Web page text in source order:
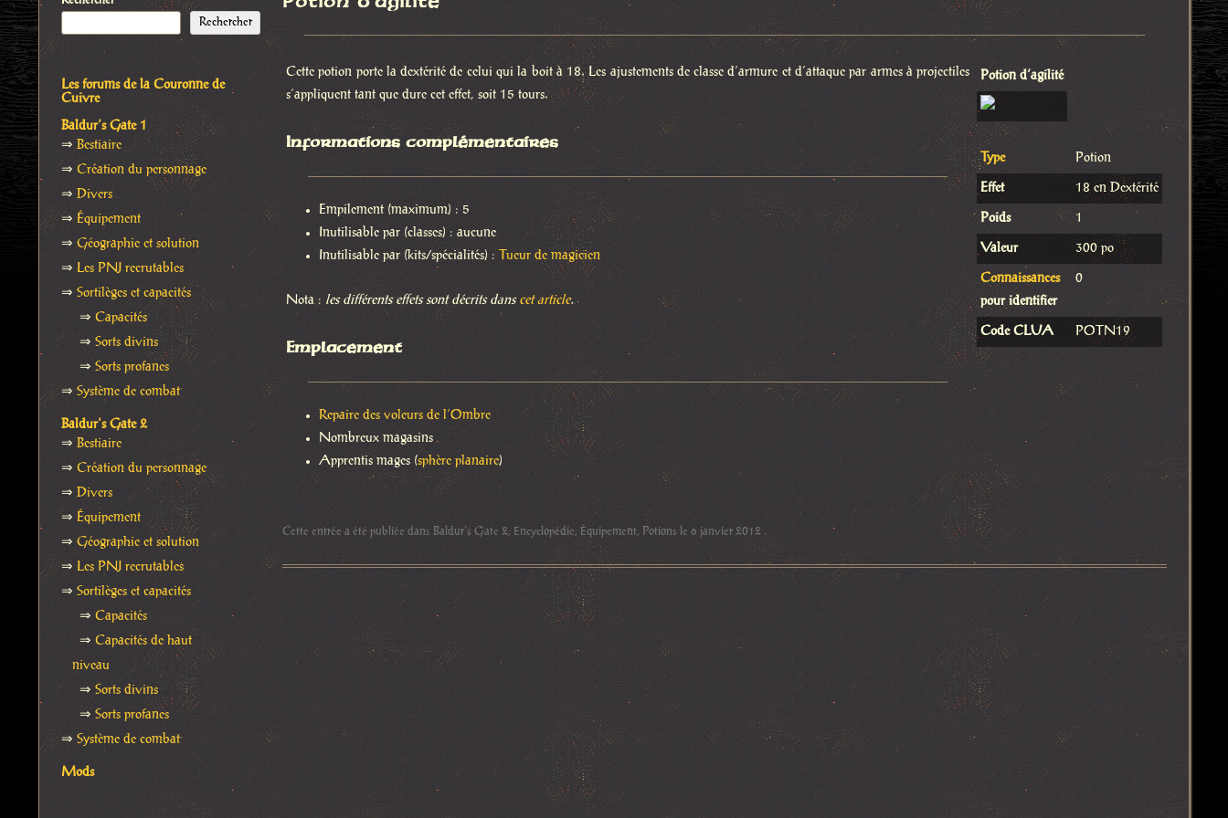
Cette potion porte la dextérité de celui qui la boit à 18. Les ajustements de classe d’armure et d’attaque par armes à projectiles
s’appliquent tant que dure cet effet, soit 15 tours.
Informations complémentaires
Empilement (maximum) : 5
Inutilisable par (classes) : aucune
Inutilisable par (kits/spécialités) :
Tueur de magicien
Nota : les différents effets sont décrits dans cet article.
Emplacement
Repaire des voleurs de l’Ombre
Nombreux magasins
Apprentis mages (sphère planaire)
Potion d’agilité
Type Potion
Effet 18 en Dextérité
Poids 1
Valeur 300 po
Connaissances
pour identifier
0
Code CLUA POTN19
Cette entrée a été publiée dans Baldur's Gate 2, Encyclopédie, Équipement, Potionsle 6 janvier 2012 .
Rechercher
Les forums de la Couronne de
Cuivre
Baldur's Gate 1
⇒Bestiaire
⇒Création du personnage
⇒Divers
⇒ Équipement
⇒Géographie et solution
⇒ Les PNJ recrutables
⇒Sortilèges et capacités
⇒Capacités
⇒Sorts divins
⇒Sorts profanes
⇒Système de combat
Baldur's Gate 2
⇒Bestiaire
⇒Création du personnage
⇒Divers
⇒ Équipement
⇒Géographie et solution
⇒ Les PNJ recrutables
⇒Sortilèges et capacités
⇒Capacités
⇒Capacités de haut
niveau
⇒Sorts divins
⇒Sorts profanes
⇒Système de combat
Mods